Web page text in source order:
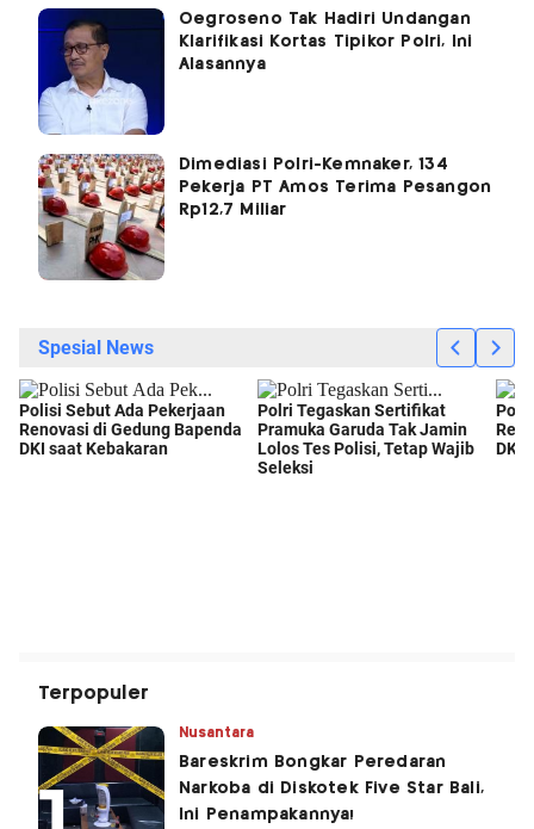
Oegroseno Tak Hadiri Undangan
Klarifikasi Kortas Tipikor Polri, Ini
Alasannya
Dimediasi Polri-Kemnaker, 134
Pekerja PT Amos Terima Pesangon
Rp12,7 Miliar
Terpopuler
Nusantara
Bareskrim Bongkar Peredaran
Narkoba di Diskotek Five Star Bali,
Ini Penampakannya!